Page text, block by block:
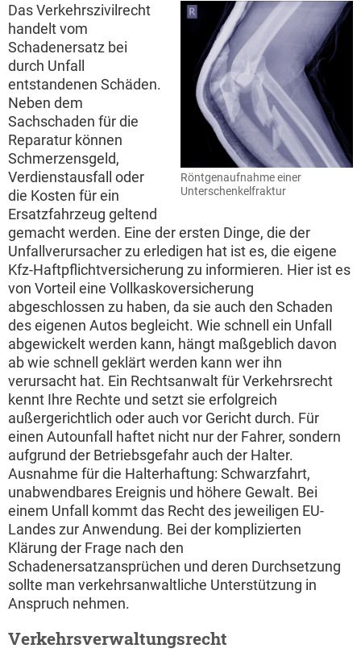
Röntgenaufnahme einer
Unterschenkelfraktur
Das Verkehrszivilrecht
handelt vom
Schadenersatz bei
durch Unfall
entstandenen Schäden.
Neben dem
Sachschaden für die
Reparatur können
Schmerzensgeld,
Verdienstausfall oder
die Kosten für ein
Ersatzfahrzeug geltend
gemacht werden. Eine der ersten Dinge, die der
Unfallverursacher zu erledigen hat ist es, die eigene
Kfz-Haftpflichtversicherung zu informieren. Hier ist es
von Vorteil eine Vollkaskoversicherung
abgeschlossen zu haben, da sie auch den Schaden
des eigenen Autos begleicht. Wie schnell ein Unfall
abgewickelt werden kann, hängt maßgeblich davon
ab wie schnell geklärt werden kann wer ihn
verursacht hat. Ein Rechtsanwalt für Verkehrsrecht
kennt Ihre Rechte und setzt sie erfolgreich
außergerichtlich oder auch vor Gericht durch. Für
einen Autounfall haftet nicht nur der Fahrer, sondern
aufgrund der Betriebsgefahr auch der Halter.
Ausnahme für die Halterhaftung: Schwarzfahrt,
unabwendbares Ereignis und höhere Gewalt. Bei
einem Unfall kommt das Recht des jeweiligen EU-
Landes zur Anwendung. Bei der komplizierten
Klärung der Frage nach den
Schadenersatzansprüchen und deren Durchsetzung
sollte man verkehrsanwaltliche Unterstützung in
Anspruch nehmen.
Verkehrsverwaltungsrecht